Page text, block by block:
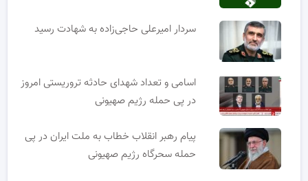
سردار امیرعلی حاجی‌زاده به شهادت رسید
اسامی و تعداد شهدای حادثه تروریستی امروز
در پی حمله رژیم صهیونی
پیام رهبر انقلاب خطاب به ملت ایران در پی
حمله سحرگاه رژیم صهیونی